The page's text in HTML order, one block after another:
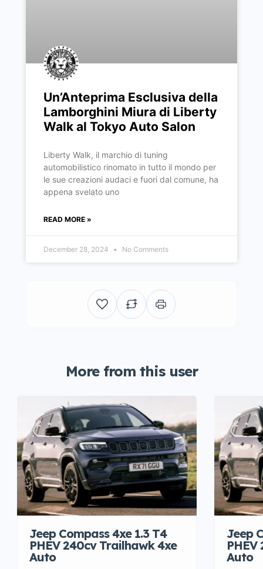
Un’Anteprima Esclusiva della
Lamborghini Miura di Liberty
Walk al Tokyo Auto Salon
Liberty Walk, il marchio di tuning
automobilistico rinomato in tutto il mondo per
le sue creazioni audaci e fuori dal comune, ha
appena svelato uno
READ MORE »
December 28, 2024 No Comments
More from this user
Jeep Compass 4xe 1.3 T4
PHEV 240cv Trailhawk 4xe
Auto
Jeep
Auto